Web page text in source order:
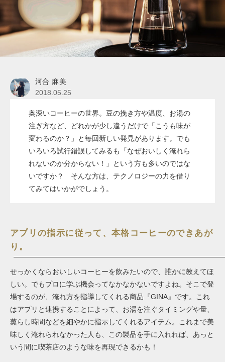
河合 麻美
2018.05.25
奥深いコーヒーの世界。豆の挽き方や温度、お湯の
注ぎ方など、どれかが少し違うだけで「こうも味が
変わるのか？」と毎回新しい発見があります。でも
いろいろ試行錯誤してみるも「なぜおいしく淹れら
れないのか分からない！」という方も多いのではな
いですか？ そんな方は、テクノロジーの力を借り
てみてはいかがでしょう。
アプリの指示に従って、本格コーヒーのできあが
り。
せっかくならおいしいコーヒーを飲みたいので、誰かに教えてほ
しい。でもプロに学ぶ機会ってなかなかないですよね。そこで登
場するのが、淹れ方を指導してくれる商品『GINA』です。これ
はアプリと連携することによって、お湯を注ぐタイミングや量、
蒸らし時間などを細やかに指示してくれるアイテム。これまで美
味しく淹れられなかった人も、この製品を手に入れれば、あっと
いう間に喫茶店のような味を再現できるかも！